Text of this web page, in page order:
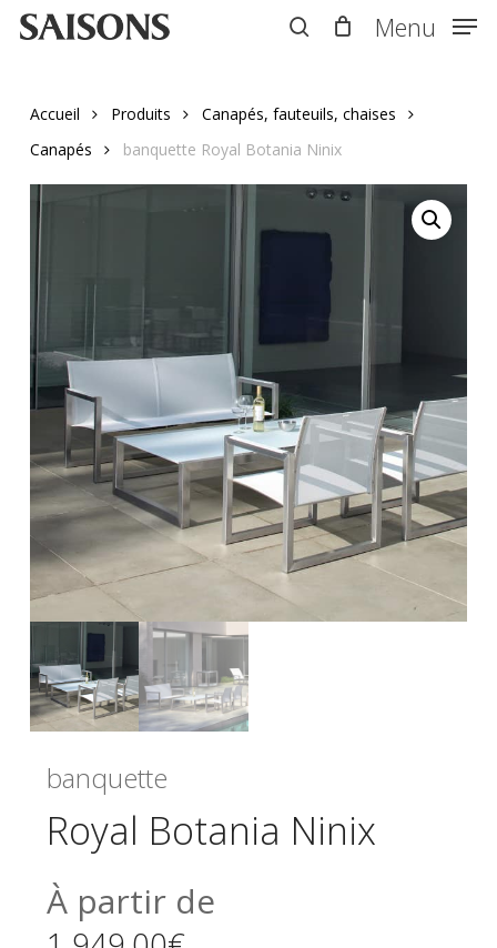
Skip
Menu
Accueil Produits
Canapés, fauteuils, chaises
Canapés
banquette Royal Botania Ninix
banquette
Royal Botania Ninix
À partir de